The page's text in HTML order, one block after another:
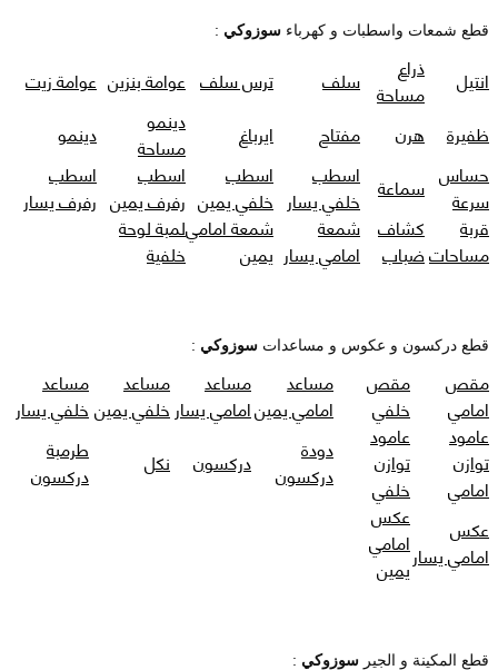
قطع شمعات واسطبات و كهرباء سوزوكي :
انتيل
ذراع
مساحة سلف ترس سلف عوامة بنزين عوامة زيت
ظفيرة
هرن مفتاح ايرباغ
دينمو
مساحة
دينمو
حساس
سرعة
سماعة اسطب
خلفي يسار
اسطب
خلفي يمين
اسطب
رفرف يمين
اسطب
رفرف يسار
قربة
مساحات
كشاف
ضباب
شمعة
امامي يسار
شمعة امامي
يمين
لمبة لوحة
خلفية
قطع دركسون و عكوس و مساعدات سوزوكي :
مقص
امامي
مقص
خلفي
مساعد
امامي يمين
مساعد
امامي يسار
مساعد
خلفي يمين
مساعد
خلفي يسار
عامود
توازن
امامي
عامود
توازن
خلفي
دودة
دركسون
دركسون نكل
طرمبة
دركسون
عكس
امامي يسار
عكس
امامي
يمين
قطع المكينة و الجير سوزوكي :